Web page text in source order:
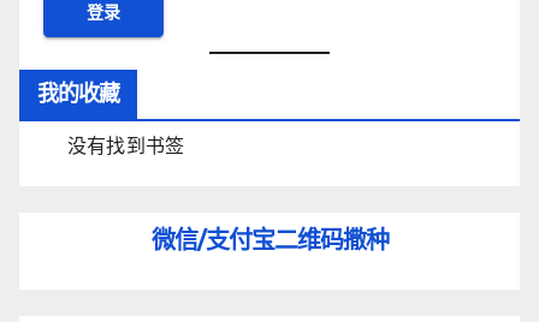
我的收藏
没有找到书签
微信/支付宝二维码撒种